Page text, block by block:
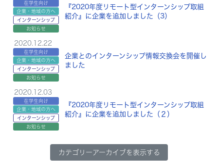
在学生向け
企業・地域の方へ
インターンシップ
お知らせ
『2020年度リモート型インターンシップ取組
紹介』に企業を追加しました（3）
2020.12.22
在学生向け
企業・地域の方へ
インターンシップ
お知らせ
企業とのインターンシップ情報交換会を開催し
ました
2020.12.03
在学生向け
企業・地域の方へ
インターンシップ
お知らせ
『2020年度リモート型インターンシップ取組
紹介』に企業を追加しました（２）
カテゴリーアーカイブを表示する